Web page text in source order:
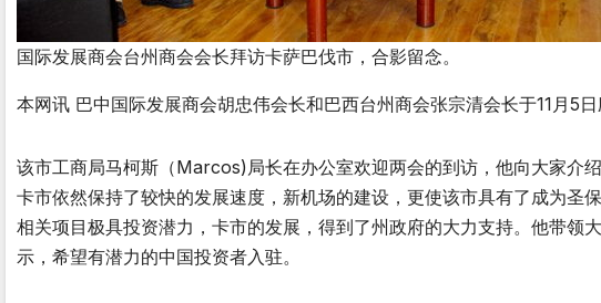
国际发展商会台州商会会长拜访卡萨巴伐市，合影留念。
本网讯 巴中国际发展商会胡忠伟会长和巴西台州商会张宗清会长于11月5
该市工商局马柯斯（Marcos)局长在办公室欢迎两会的到访，他向大家介
卡市依然保持了较快的发展速度，新机场的建设，更使该市具有了成为圣
相关项目极具投资潜力，卡市的发展，得到了州政府的大力支持。他带领
示，希望有潜力的中国投资者入驻。